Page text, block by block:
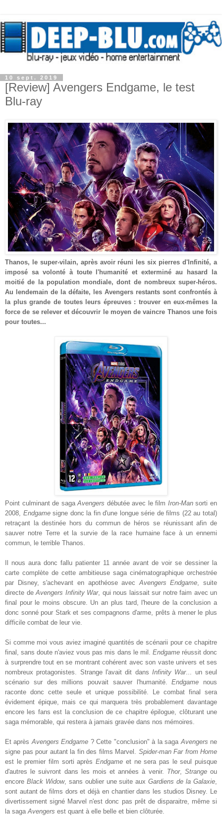
10 sept. 2019
[Review] Avengers Endgame, le test
Blu-ray
Thanos, le super-vilain, après avoir réuni les six pierres d'Infinité, a
imposé sa volonté à toute l'humanité et exterminé au hasard la
moitié de la population mondiale, dont de nombreux super-héros.
Au lendemain de la défaite, les Avengers restants sont confrontés à
la plus grande de toutes leurs épreuves : trouver en eux-mêmes la
force de se relever et découvrir le moyen de vaincre Thanos une fois
pour toutes...
Point culminant de sagaAvengers débutée avec le film Iron-Mansorti en
2008, Endgamesigne donc la fin d'une longue série de films (22 au total)
retraçant la destinée hors du commun de héros se réunissant afin de
sauver notre Terre et la survie de la race humaine face à un ennemi
commun, le terrible Thanos.
Il nous aura donc fallu patienter 11 année avant de voir se dessiner la
carte complète de cette ambitieuse saga cinématographique orchestrée
par Disney, s'achevant en apothéose avec Avengers Endgame , suite
directe de Avengers Infinity War, qui nous laissait sur notre faim avec un
final pour le moins obscure. Un an plus tard, l'heure de la conclusion a
donc sonné pour Stark et ses compagnons d'arme, prêts à mener le plus
difficile combat de leur vie.
Si comme moi vous aviez imaginé quantités de scénarii pour ce chapitre
final, sans doute n'aviez vous pas mis dans le mil. Endgameréussit donc
à surprendre tout en se montrant cohérent avec son vaste univers et ses
nombreux protagonistes. Strange l'avait dit dans Infinity War... un seul
scénario sur des millions pouvait sauver l'humanité.Endgame nous
raconte donc cette seule et unique possibilité. Le combat final sera
évidement épique, mais ce qui marquera très probablement davantage
encore les fans est la conclusion de ce chapitre épilogue, clôturant une
saga mémorable, qui restera à jamais gravée dans nos mémoires.
Et après Avengers Endgame ? Cette "conclusion" à la saga Avengers ne
signe pas pour autant la fin des films Marvel. Spider-man Far from Home
est le premier film sorti aprèsEndgame et ne sera pas le seul puisque
d'autres le suivront dans les mois et années à venir. Thor, Strangeou
encore Black Widow, sans oublier une suite auxGardiens de la Galaxie
sont autant de films dors et déjà en chantier dans les studios Disney. Le
divertissement signé Marvel n'est donc pas prêt de disparaitre, même si
la saga Avengers est quant à elle belle et bien clôturée.